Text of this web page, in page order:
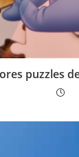
puzzles